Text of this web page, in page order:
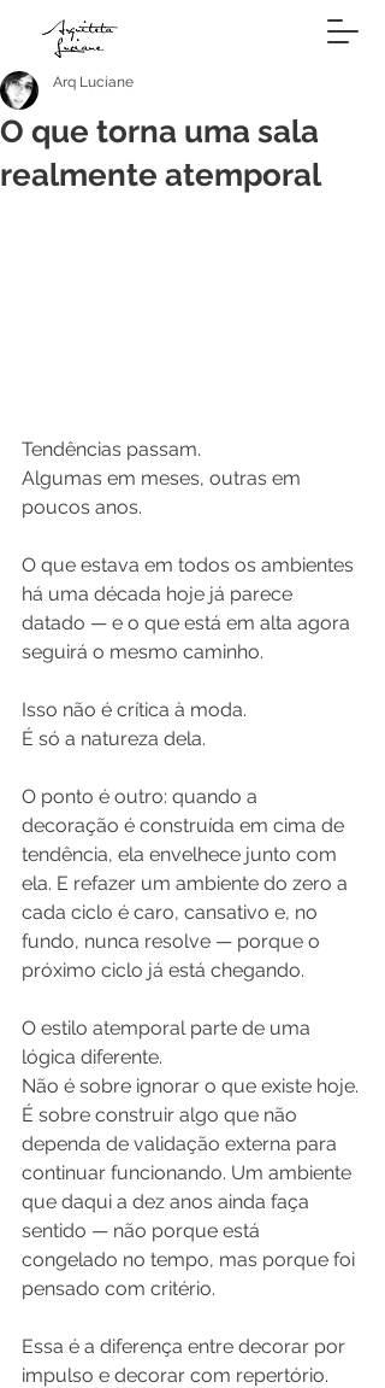
O que torna uma sala
realmente atemporal
Arq Luciane
Tendências passam.
Algumas em meses, outras em
poucos anos.
O que estava em todos os ambientes
há uma década hoje já parece
datado — e o que está em alta agora
seguirá o mesmo caminho.
Isso não é crítica à moda.
É só a natureza dela.
O ponto é outro: quando a
decoração é construída em cima de
tendência, ela envelhece junto com
ela. E refazer um ambiente do zero a
cada ciclo é caro, cansativo e, no
fundo, nunca resolve — porque o
próximo ciclo já está chegando.
O estilo atemporal parte de uma
lógica diferente.
Não é sobre ignorar o que existe hoje.
É sobre construir algo que não
dependa de validação externa para
continuar funcionando. Um ambiente
que daqui a dez anos ainda faça
sentido — não porque está
congelado no tempo, mas porque foi
pensado com critério.
Essa é a diferença entre decorar por
impulso e decorar com repertório.